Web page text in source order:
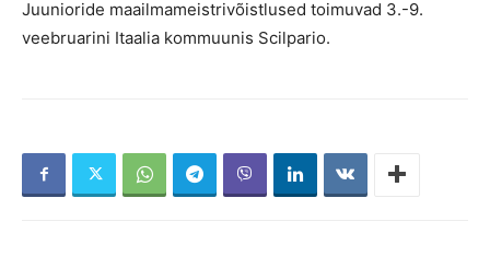
Juunioride maailmameistrivõistlused toimuvad 3.-9.
veebruarini Itaalia kommuunis Scilpario.